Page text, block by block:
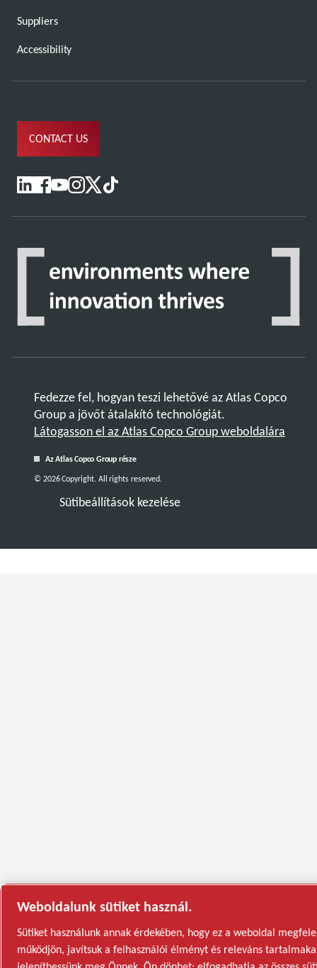
Suppliers
Accessibility
CONTACT US
Fedezze fel, hogyan teszi lehetővé az Atlas Copco
Group a jövőt átalakító technológiát.
Látogasson el az Atlas Copco Group weboldalára
Az Atlas Copco Group része
Sütibeállítások kezelése
© 2026 Copyright. All rights reserved.
Weboldalunk sütiket használ.
Sütiket használunk annak érdekében, hogy ez a weboldal
működjön, javítsuk a felhasználói élményt és releváns